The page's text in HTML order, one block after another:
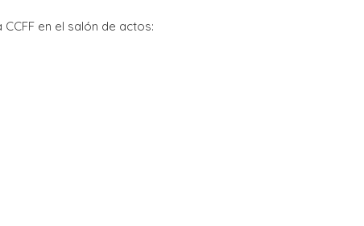
en el salón de actos: